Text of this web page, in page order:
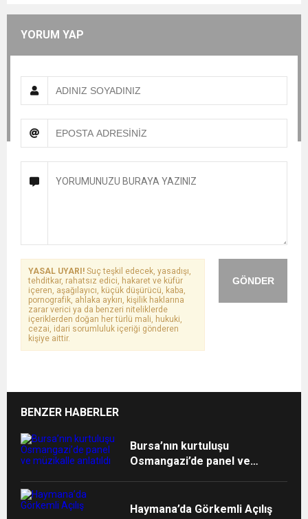
YORUM YAP
GÖNDER
YASAL UYARI! Suç teşkil edecek, yasadışı,
tehditkar, rahatsız edici, hakaret ve küfür
içeren, aşağılayıcı, küçük düşürücü, kaba,
pornografik, ahlaka aykırı, kişilik haklarına
zarar verici ya da benzeri niteliklerde
içeriklerden doğan her türlü mali, hukuki,
cezai, idari sorumluluk içeriği gönderen
kişiye aittir.
BENZER HABERLER
Bursa’nın kurtuluşu
Osmangazi’de panel ve
Haymana’da Görkemli Açılış